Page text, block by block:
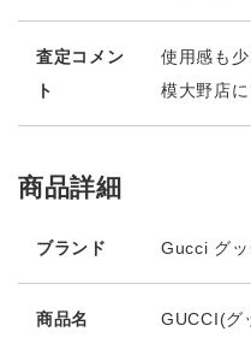
査定コメン
ト
使用感も
模大野店に
商品詳細
ブランド Gucci グッ
商品名 GUCCI(